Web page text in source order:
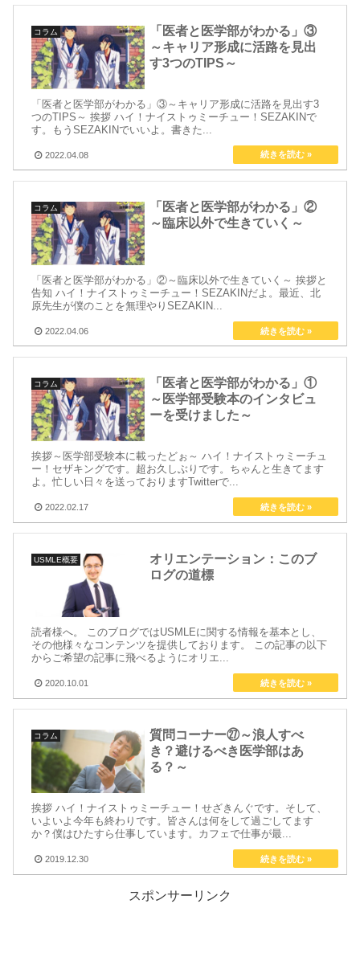
コラム
「医者と医学部がわかる」③
～キャリア形成に活路を見出
す3つのTIPS～
「医者と医学部がわかる」③～キャリア形成に活路を見出す3
つのTIPS～ 挨拶 ハイ！ナイストゥミーチュー！SEZAKINで
す。もうSEZAKINでいいよ。書きた...
2022.04.08
コラム
「医者と医学部がわかる」②
～臨床以外で生きていく～
「医者と医学部がわかる」②～臨床以外で生きていく～ 挨拶と
告知 ハイ！ナイストゥミーチュー！SEZAKINだよ。最近、北
原先生が僕のことを無理やりSEZAKIN...
2022.04.06
コラム
「医者と医学部がわかる」①
～医学部受験本のインタビュ
ーを受けました～
挨拶～医学部受験本に載ったどぉ～ ハイ！ナイストゥミーチュ
ー！セザキングです。超お久しぶりです。ちゃんと生きてます
よ。忙しい日々を送っておりますTwitterで...
2022.02.17
USMLE概要
オリエンテーション：このブ
ログの道標
読者様へ。 このブログではUSMLEに関する情報を基本とし、
その他様々なコンテンツを提供しております。 この記事の以下
からご希望の記事に飛べるようにオリエ...
2020.10.01
コラム
質問コーナー㉗～浪人すべ
き？避けるべき医学部はあ
る？～
挨拶 ハイ！ナイストゥミーチュー！せざきんぐです。そして、
いよいよ今年も終わりです。皆さんは何をして過ごしてます
か？僕はひたすら仕事しています。カフェで仕事が最...
2019.12.30
スポンサーリンク